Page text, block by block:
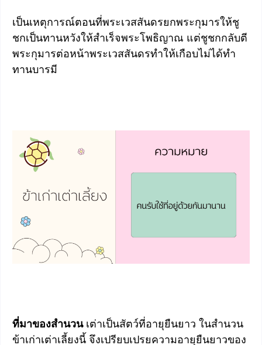
เป็นเหตุการณ์ตอนที่พระเวสสันดรยกพระกุมารให้ชู
ชกเป็นทานหวังให้สำเร็จพระโพธิญาณ แต่ชูชกกลับตี
พระกุมารต่อหน้าพระเวสสันดรทำให้เกือบไม่ได้ทำ
ทานบารมี
ที่มาของสำนวนเต่าเป็นสัตว์ที่อายุยืนยาว ในสำนวน
ข้าเก่าเต่าเลี้ยงนี้ จึงเปรียบเปรยความอายุยืนยาวของ